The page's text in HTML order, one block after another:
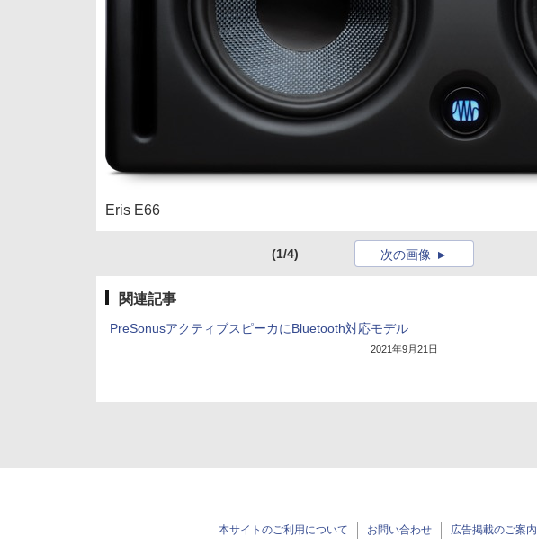
Eris E66
(1/4) 次の画像
関連記事
PreSonusアクティブスピーカにBluetooth対応モデル
2021年9月21日
本サイトのご利用について お問い合わせ 広告掲載のご案内